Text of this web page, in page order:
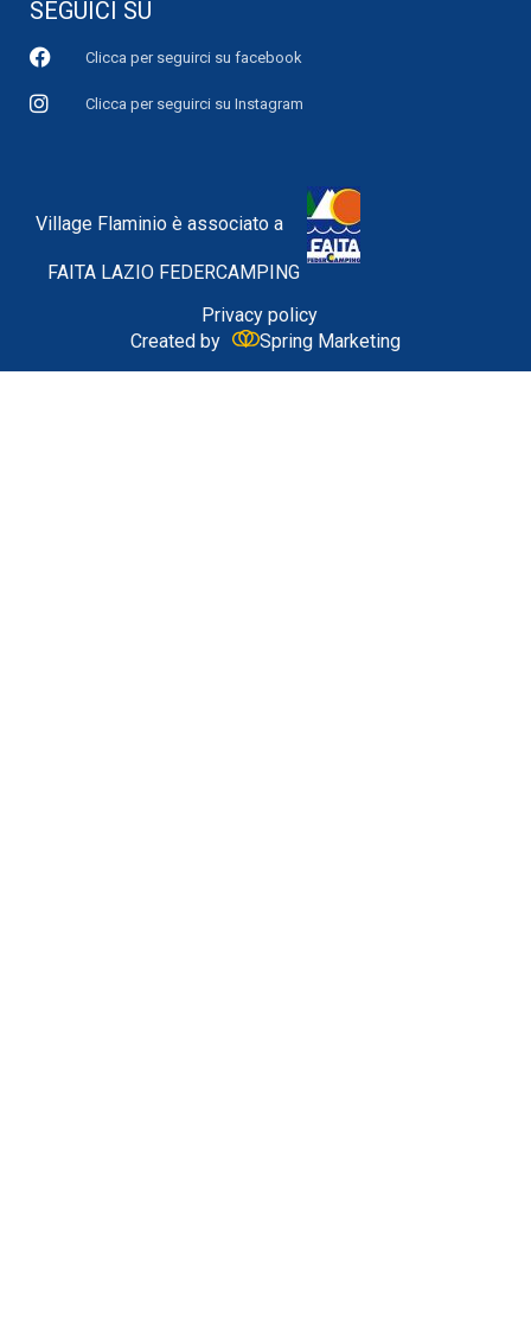
SEGUICI SU
Clicca per seguirci su facebook
Clicca per seguirci su Instagram
Village Flaminio è associato a
FAITA LAZIO FEDERCAMPING
Privacy policy
Created by
Spring Marketing